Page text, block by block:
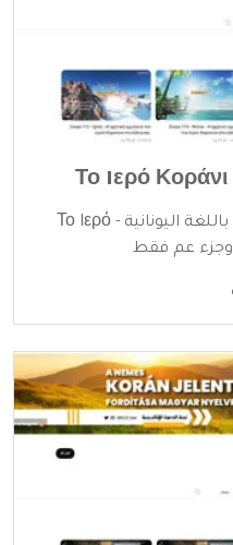
القرآن الكريم وترجمة معانيه باللغة اليونانية - Το Iερό